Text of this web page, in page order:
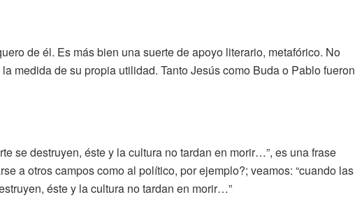
de él. Es más bien una suerte de apoyo literario, metafórico. No
medida de su propia utilidad. Tanto Jesús como Buda o Pablo fueron
se destruyen, éste y la cultura no tardan en morir…”, es una frase
a otros campos como al político, por ejemplo?; veamos: “cuando las
éste y la cultura no tardan en morir…”